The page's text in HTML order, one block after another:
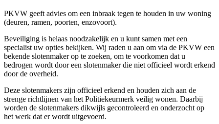
PKVW geeft advies om een inbraak tegen te houden in uw woning
(deuren, ramen, poorten, enzovoort).
Beveiliging is helaas noodzakelijk en u kunt samen met een
specialist uw opties bekijken. Wij raden u aan om via de PKVW een
bekende slotenmaker op te zoeken, om te voorkomen dat u
bedrogen wordt door een slotenmaker die niet officieel wordt erkend
door de overheid.
Deze slotenmakers zijn officieel erkend en houden zich aan de
strenge richtlijnen van het Politiekeurmerk veilig wonen. Daarbij
worden de slotenmakers dikwijls gecontroleerd en onderzocht op
het werk dat er wordt uitgevoerd.